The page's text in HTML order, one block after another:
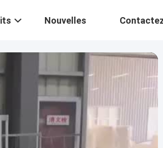
Nouvelles